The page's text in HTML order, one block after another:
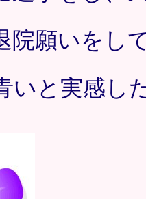
院願いをし
いと実感し